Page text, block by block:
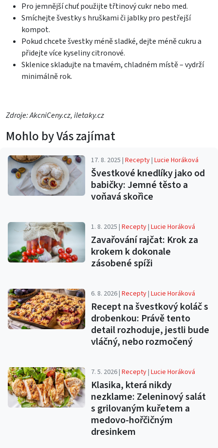
Pro jemnější chuť použijte třtinový cukr nebo med.
Smíchejte švestky s hruškami či jablky pro pestřejší
kompot.
Pokud chcete švestky méně sladké, dejte méně cukru a
přidejte více kyseliny citronové.
Sklenice skladujte na tmavém, chladném místě – vydrží
minimálně rok.
Zdroje: AkcniCeny.cz, iletaky.cz
Mohlo by Vás zajímat
17. 8. 2025 |Recepty|Lucie Horáková
Švestkové knedlíky jako od
babičky: Jemné těsto a
voňavá skořice
1. 8. 2025 |Recepty|Lucie Horáková
Zavařování rajčat: Krok za
krokem k dokonale
zásobené spíži
6. 8. 2026 |Recepty|Lucie Horáková
Recept na švestkový koláč s
drobenkou: Právě tento
detail rozhoduje, jestli bude
vláčný, nebo rozmočený
7. 5. 2026 |Recepty|Lucie Horáková
Klasika, která nikdy
nezklame: Zeleninový salát
s grilovaným kuřetem a
medovo-hořčičným
dresinkem